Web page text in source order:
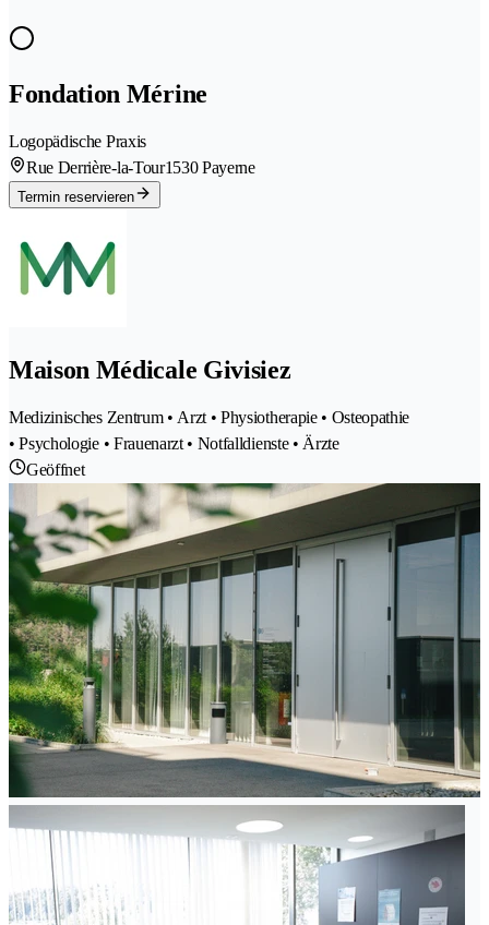
Fondation Mérine
Logopädische Praxis
Rue Derrière-la-Tour1530 Payerne
Termin reservieren
Maison Médicale Givisiez
Medizinisches Zentrum • Arzt • Physiotherapie • Osteopathie
• Psychologie • Frauenarzt • Notfalldienste • Ärzte
Geöffnet